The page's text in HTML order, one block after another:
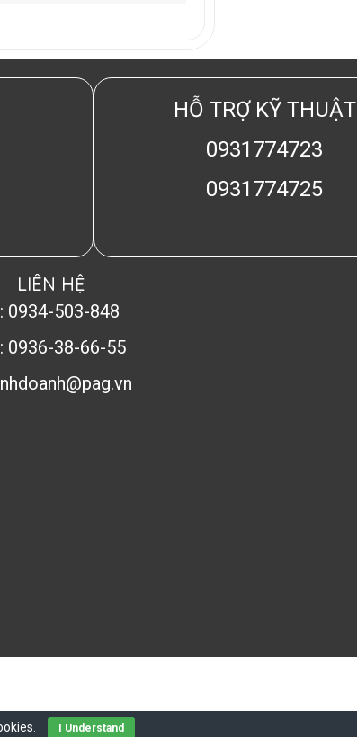
HỖ TRỢ KỸ THUẬT
0931774723
0931774725
LIÊN HỆ
0934-503-848
0936-38-66-55
. I Understand